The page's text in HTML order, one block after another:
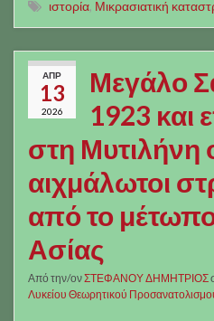
ιστορία, Μικρασιατική
ΑΠΡ
13
2026
Μεγάλο
1923 και
στη Μυτιλήνη
αιχμάλωτοι
από το
Ασίας
Από την/ονΣΤΕΦΑΝΟΥ ΔΗΜΗΤΡΙΟΣ
Λυκείου Θεωρητικού